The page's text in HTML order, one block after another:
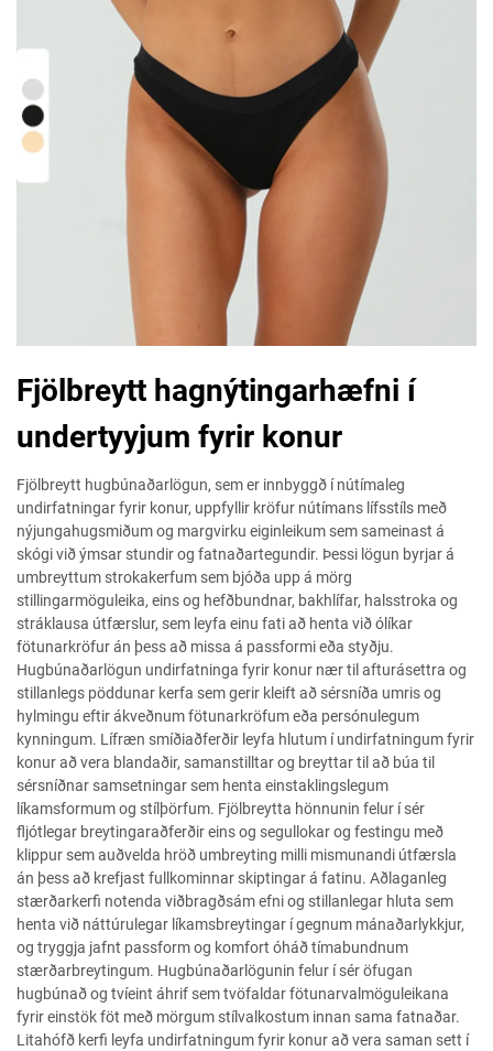
Fjölbreytt hagnýtingarhæfni í
undertyyjum fyrir konur
Fjölbreytt hugbúnaðarlögun, sem er innbyggð í nútímaleg
undirfatningar fyrir konur, uppfyllir kröfur nútímans lífsstíls með
nýjungahugsmiðum og margvirku eiginleikum sem sameinast á
skógi við ýmsar stundir og fatnaðartegundir. Þessi lögun byrjar á
umbreyttum strokakerfum sem bjóða upp á mörg
stillingarmöguleika, eins og hefðbundnar, bakhlífar, halsstroka og
stráklausa útfærslur, sem leyfa einu fati að henta við ólíkar
fötunarkröfur án þess að missa á passformi eða styðju.
Hugbúnaðarlögun undirfatninga fyrir konur nær til afturásettra og
stillanlegs pöddunar kerfa sem gerir kleift að sérsníða umris og
hylmingu eftir ákveðnum fötunarkröfum eða persónulegum
kynningum. Lífræn smíðiaðferðir leyfa hlutum í undirfatningum fyrir
konur að vera blandaðir, samanstilltar og breyttar til að búa til
sérsníðnar samsetningar sem henta einstaklingslegum
líkamsformum og stílþörfum. Fjölbreytta hönnunin felur í sér
fljótlegar breytingaraðferðir eins og segullokar og festingu með
klippur sem auðvelda hröð umbreyting milli mismunandi útfærsla
án þess að krefjast fullkominnar skiptingar á fatinu. Aðlaganleg
stærðarkerfi notenda viðbragðsám efni og stillanlegar hluta sem
henta við náttúrulegar líkamsbreytingar í gegnum mánaðarlykkjur,
og tryggja jafnt passform og komfort óháð tímabundnum
stærðarbreytingum. Hugbúnaðarlögunin felur í sér öfugan
hugbúnað og tvíeint áhrif sem tvöfaldar fötunarvalmöguleikana
fyrir einstök föt með mörgum stílvalkostum innan sama fatnaðar.
Litahófð kerfi leyfa undirfatningum fyrir konur að vera saman sett í